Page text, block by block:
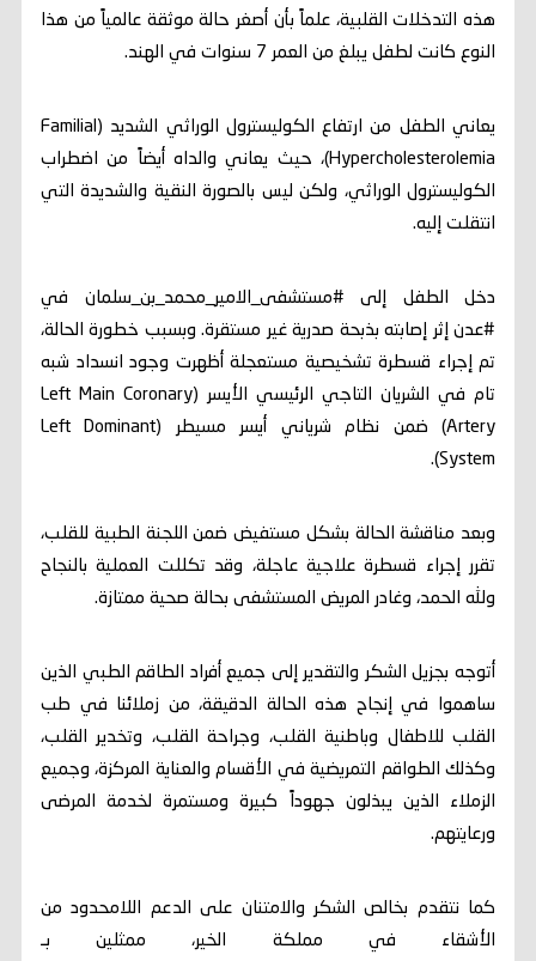
هذه التدخلات القلبية، علماً بأن أصغر حالة موثقة عالمياً من هذا
النوع كانت لطفل يبلغ من العمر 7 سنوات في الهند.
يعاني الطفل من ارتفاع الكوليسترول الوراثي الشديد (Familial
Hypercholesterolemia)، حيث يعاني والداه أيضاً من اضطراب
الكوليسترول الوراثي، ولكن ليس بالصورة النقية والشديدة التي
انتقلت إليه.
دخل الطفل إلى #مستشفى_الامير_محمد_بن_سلمان في
#عدن إثر إصابته بذبحة صدرية غير مستقرة. وبسبب خطورة الحالة،
تم إجراء قسطرة تشخيصية مستعجلة أظهرت وجود انسداد شبه
تام في الشريان التاجي الرئيسي الأيسر (Left Main Coronary
Artery) ضمن نظام شرياني أيسر مسيطر (Left Dominant
System).
وبعد مناقشة الحالة بشكل مستفيض ضمن اللجنة الطبية للقلب،
تقرر إجراء قسطرة علاجية عاجلة، وقد تكللت العملية بالنجاح
ولله الحمد، وغادر المريض المستشفى بحالة صحية ممتازة.
أتوجه بجزيل الشكر والتقدير إلى جميع أفراد الطاقم الطبي الذين
ساهموا في إنجاح هذه الحالة الدقيقة، من زملائنا في طب
القلب للاطفال وباطنية القلب، وجراحة القلب، وتخدير القلب،
وكذلك الطواقم التمريضية في الأقسام والعناية المركزة، وجميع
الزملاء الذين يبذلون جهوداً كبيرة ومستمرة لخدمة المرضى
ورعايتهم.
كما نتقدم بخالص الشكر والامتنان على الدعم اللامحدود من
الأشقاء في مملكة الخير، ممثلين بـ